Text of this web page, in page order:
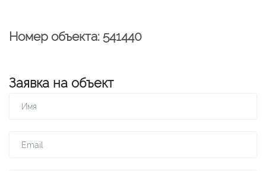
Номер объекта: 541440
Заявка на объект